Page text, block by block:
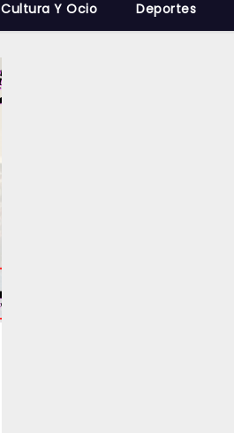
Cultura Y Ocio Deportes